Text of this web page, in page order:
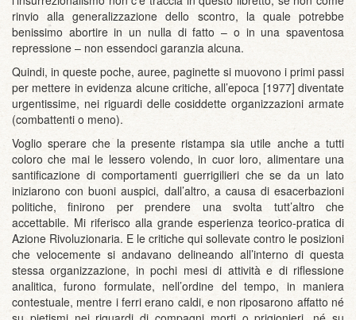
rinvio alla generalizzazione dello scontro, la quale potrebbe
benissimo abortire in un nulla di fatto – o in una spaventosa
repressione – non essendoci garanzia alcuna.
Quindi, in queste poche, auree, paginette si muovono i primi passi
per mettere in evidenza alcune critiche, all’epoca [1977] diventate
urgentissime, nei riguardi delle cosiddette organizzazioni armate
(combattenti o meno).
Voglio sperare che la presente ristampa sia utile anche a tutti
coloro che mai le lessero volendo, in cuor loro, alimentare una
santificazione di comportamenti guerrigilieri che se da un lato
iniziarono con buoni auspici, dall’altro, a causa di esacerbazioni
politiche, finirono per prendere una svolta tutt’altro che
accettabile. Mi riferisco alla grande esperienza teorico-pratica di
Azione Rivoluzionaria. E le critiche qui sollevate contro le posizioni
che velocemente si andavano delineando all’interno di questa
stessa organizzazione, in pochi mesi di attività e di riflessione
analitica, furono formulate, nell’ordine del tempo, in maniera
contestuale, mentre i ferri erano caldi, e non riposarono affatto né